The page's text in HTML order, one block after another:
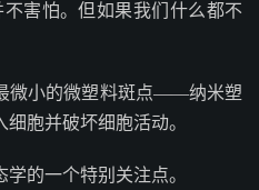
害怕。但如果我们什么都不
微小的微塑料斑点——纳米塑
胞并破坏细胞活动。
的一个特别关注点。